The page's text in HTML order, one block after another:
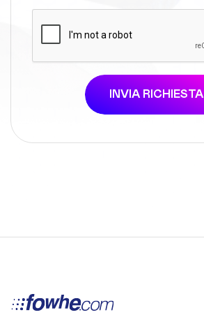
INVIA RICHIESTA